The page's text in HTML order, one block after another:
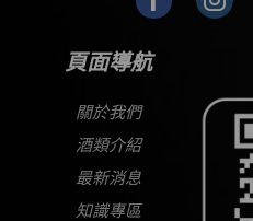
頁面導航
關於我們
酒類介紹
最新消息
知識專區